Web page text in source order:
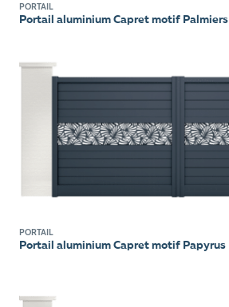
PORTAIL
Portail aluminium Capret motif Palmiers
PORTAIL
Portail aluminium Capret motif Papyrus